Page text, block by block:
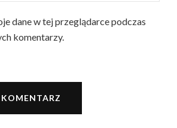
dane w tej przeglądarce podczas
komentarzy.